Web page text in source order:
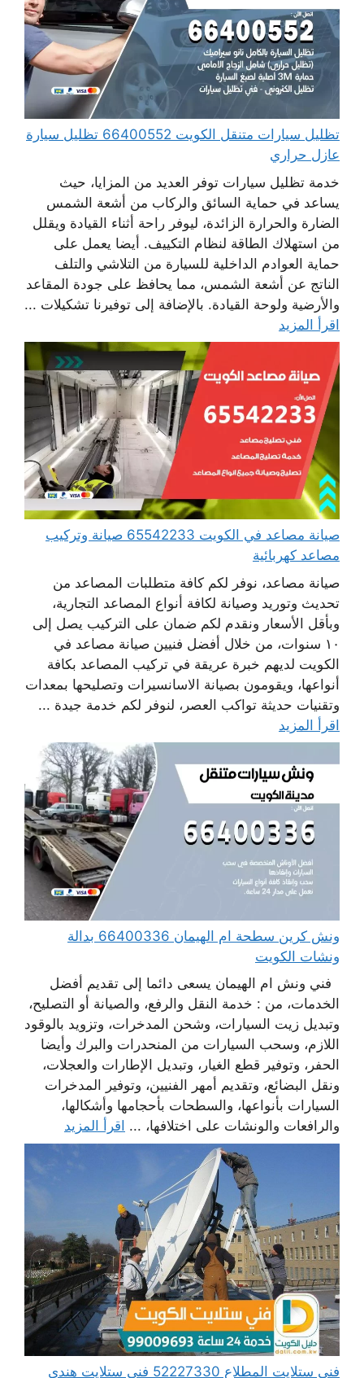
تظليل سيارات متنقل الكويت 66400552 تظليل سيارة
عازل حراري
خدمة تظليل سيارات توفر العديد من المزايا، حيث
يساعد في حماية السائق والركاب من أشعة الشمس
الضارة والحرارة الزائدة، ليوفر راحة أثناء القيادة ويقلل
من استهلاك الطاقة لنظام التكييف. أيضا يعمل على
حماية العوادم الداخلية للسيارة من التلاشي والتلف
الناتج عن أشعة الشمس، مما يحافظ على جودة المقاعد
والأرضية ولوحة القيادة. بالإضافة إلى توفيرنا تشكيلات ...
اقرأ المزيد
صيانة مصاعد في الكويت 65542233 صيانة وتركيب
مصاعد كهربائية
صيانة مصاعد، نوفر لكم كافة متطلبات المصاعد من
تحديث وتوريد وصيانة لكافة أنواع المصاعد التجارية،
وبأقل الأسعار ونقدم لكم ضمان على التركيب يصل إلى
١٠ سنوات، من خلال أفضل فنيين صيانة مصاعد في
الكويت لديهم خبرة عريقة في تركيب المصاعد بكافة
أنواعها، ويقومون بصيانة الاسانسيرات وتصليحها بمعدات
وتقنيات حديثة تواكب العصر، لنوفر لكم خدمة جيدة ...
اقرأ المزيد
ونش كرين سطحة ام الهيمان 66400336 بدالة
ونشات الكويت
فني ونش ام الهيمان يسعى دائما إلى تقديم أفضل
الخدمات، من : خدمة النقل والرفع، والصيانة أو التصليح،
وتبديل زيت السيارات، وشحن المدخرات، وتزويد بالوقود
اللازم، وسحب السيارات من المنحدرات والبرك وأيضا
الحفر، وتوفير قطع الغيار، وتبديل الإطارات والعجلات،
ونقل البضائع، وتقديم أمهر الفنيين، وتوفير المدخرات
السيارات بأنواعها، والسطحات بأحجامها وأشكالها،
والرافعات والونشات على اختلافها، ... اقرأ المزيد
فني ستلايت المطلاع 52227330 فني ستلايت هندي